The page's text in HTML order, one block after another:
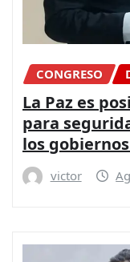
CONGRESO
La Paz es
para
los
victor